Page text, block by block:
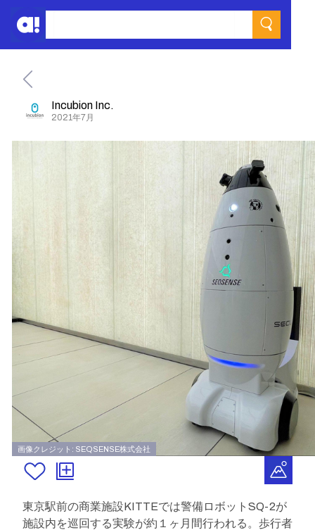
Incubion Inc.
2021年7月
画像クレジット: SEQSENSE株式会社
東京駅前の商業施設KITTEでは警備ロボットSQ-2が
施設内を巡回する実験が約１ヶ月間行われる。歩行者